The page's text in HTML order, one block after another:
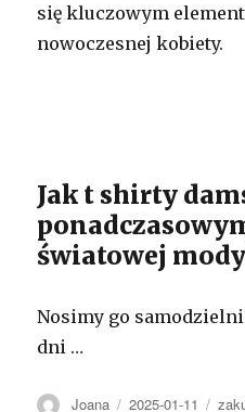
się kluczowym
nowoczesnej kobiety.
Jak t shirty
światowej
Nosimy go
dni …
Autor
Joana Opublikowano
2025-01-11